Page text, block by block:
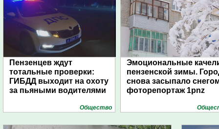
Пензенцев ждут
тотальные проверки:
ГИБДД выходит на охоту
за пьяными водителями
Общество
Эмоциональные
пензенской зимы.
снова засыпало
фоторепортаж 1pnz